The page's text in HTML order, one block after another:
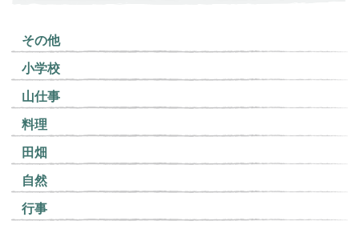
その他
小学校
山仕事
料理
田畑
自然
行事